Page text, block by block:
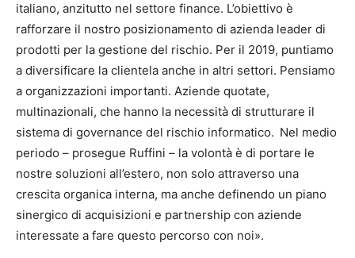
italiano, anzitutto nel settore finance. L’obiettivo è
rafforzare il nostro posizionamento di azienda leader di
prodotti per la gestione del rischio. Per il 2019, puntiamo
a diversificare la clientela anche in altri settori. Pensiamo
a organizzazioni importanti. Aziende quotate,
multinazionali, che hanno la necessità di strutturare il
sistema di governance del rischio informatico. Nel medio
periodo – prosegue Ruffini – la volontà è di portare le
nostre soluzioni all’estero, non solo attraverso una
crescita organica interna, ma anche definendo un piano
sinergico di acquisizioni e partnership con aziende
interessate a fare questo percorso con noi».